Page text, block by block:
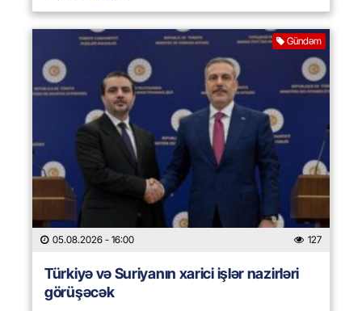
Gündəm
05.08.2026 - 16:00 127
Türkiyə və Suriyanın xarici işlər nazirləri
görüşəcək